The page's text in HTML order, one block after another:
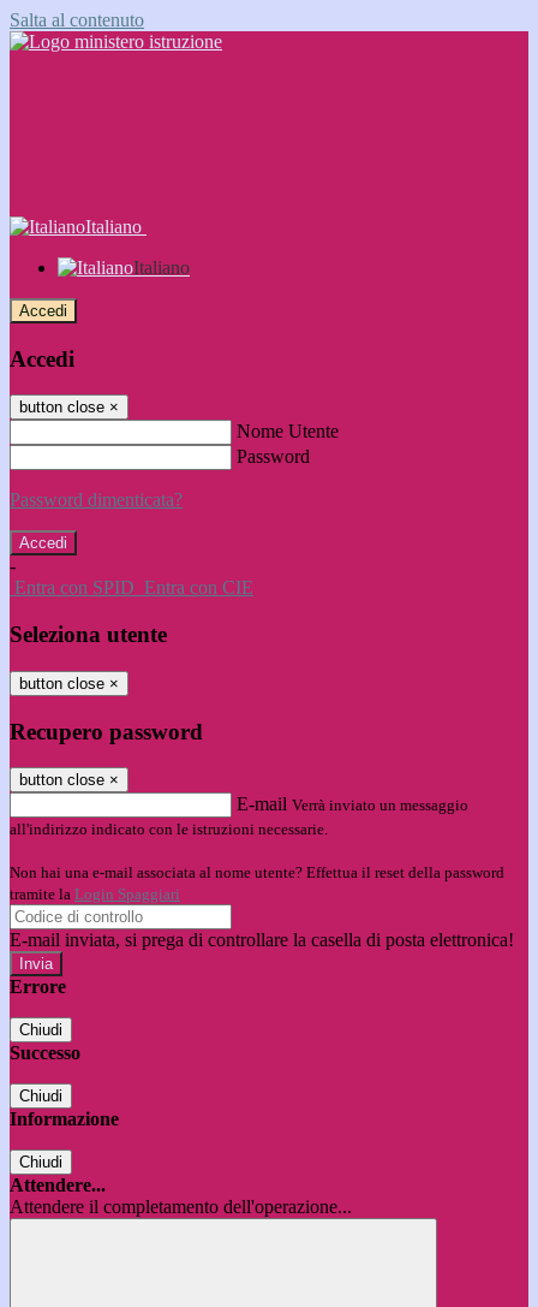
Salta al contenuto
Italiano
Italiano
Accedi
Accedi
button close ×
Nome Utente
Password
Password dimenticata?
-
Entra con SPID Entra con CIE
Seleziona utente
button close ×
Recupero password
button close ×
E-mail Verrà inviato un messaggio
all'indirizzo indicato con le istruzioni necessarie.
Non hai una e-mail associata al nome utente? Effettua il reset della password
tramite la Login Spaggiari
E-mail inviata, si prega di controllare la casella di posta elettronica!
Errore
Chiudi
Successo
Chiudi
Informazione
Chiudi
Attendere...
Attendere il completamento dell'operazione...